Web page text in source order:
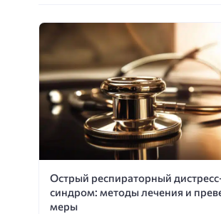
Острый респираторный
синдром: методы лечения и
меры